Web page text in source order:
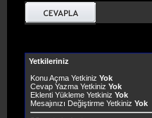
Yetkileriniz
Konu Açma Yetkiniz Yok
Cevap Yazma Yetkiniz Yok
Eklenti Yükleme Yetkiniz Yok
Mesajınızı Değiştirme Yetkiniz Yok